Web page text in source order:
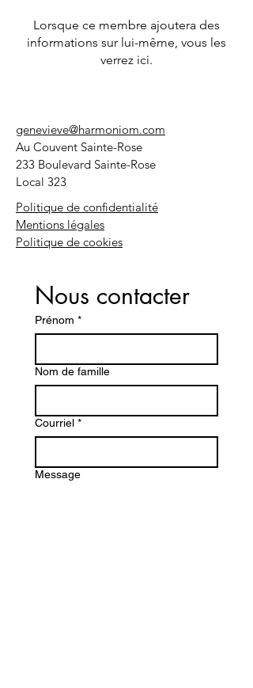
Lorsque ce membre ajoutera des
informations sur lui-même, vous les
verrez ici.
genevieve@harmoniom.com
Au Couvent Sainte-Rose
233 Boulevard Sainte-Rose
Local 323
Politique de confidentialité
Mentions légales
Politique de cookies
Nous contacter
Prénom *
Nom de famille
Courriel *
Message